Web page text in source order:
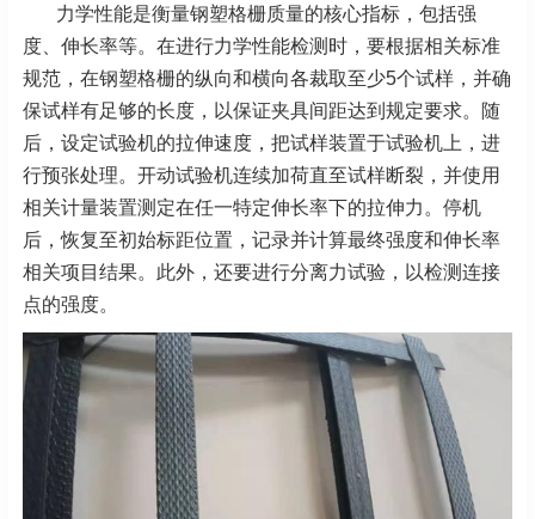
力学性能是衡量钢塑格栅质量的核心指标，包括强
度、伸长率等。在进行力学性能检测时，要根据相关标准
规范，在钢塑格栅的纵向和横向各裁取至少5个试样，并确
保试样有足够的长度，以保证夹具间距达到规定要求。随
后，设定试验机的拉伸速度，把试样装置于试验机上，进
行预张处理。开动试验机连续加荷直至试样断裂，并使用
相关计量装置测定在任一特定伸长率下的拉伸力。停机
后，恢复至初始标距位置，记录并计算最终强度和伸长率
相关项目结果。此外，还要进行分离力试验，以检测连接
点的强度。